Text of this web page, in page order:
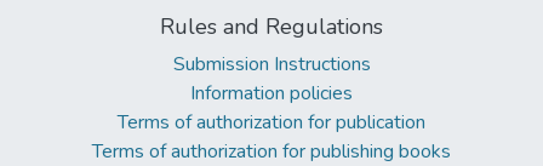
Rules and Regulations
Submission Instructions
Information policies
Terms of authorization for publication
Terms of authorization for publishing books